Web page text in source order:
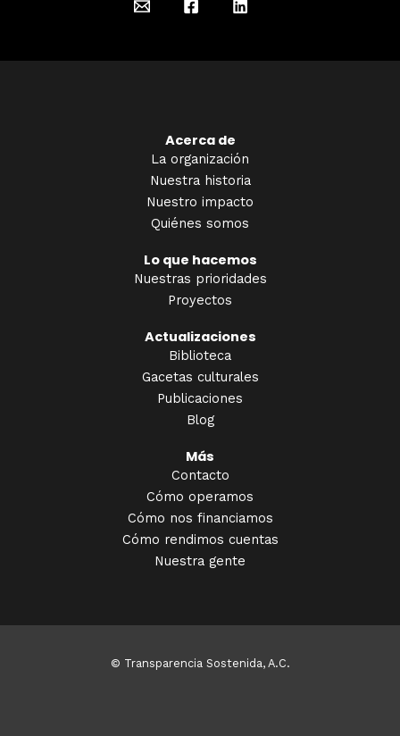
Acerca de
La organización
Nuestra historia
Nuestro impacto
Quiénes somos
Lo que hacemos
Nuestras prioridades
Proyectos
Actualizaciones
Biblioteca
Gacetas culturales
Publicaciones
Blog
Más
Contacto
Cómo operamos
Cómo nos financiamos
Cómo rendimos cuentas
Nuestra gente
© Transparencia Sostenida, A.C.